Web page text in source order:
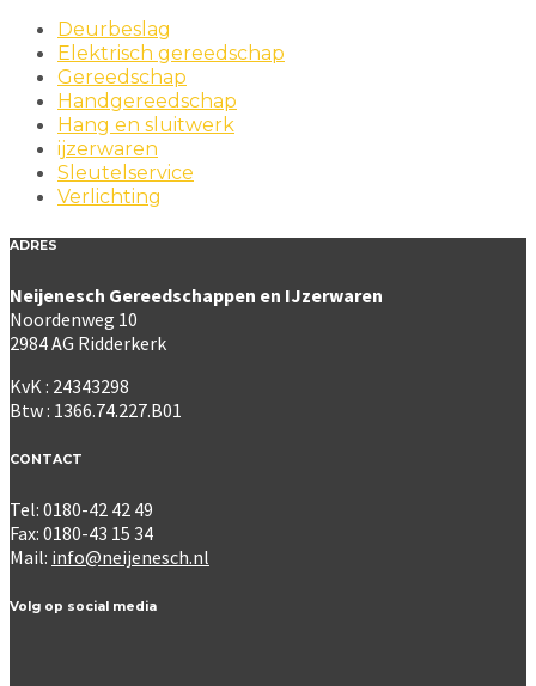
Deurbeslag
Elektrisch gereedschap
Gereedschap
Handgereedschap
Hang en sluitwerk
ijzerwaren
Sleutelservice
Verlichting
ADRES
Neijenesch Gereedschappen en IJzerwaren
Noordenweg 10
2984 AG Ridderkerk
KvK : 24343298
Btw : 1366.74.227.B01
CONTACT
Tel: 0180-42 42 49
Fax: 0180-43 15 34
Mail: info@neijenesch.nl
Volg op social media